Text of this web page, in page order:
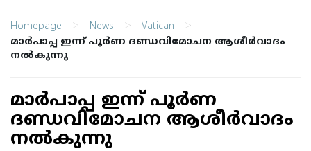
Homepage > News > Vatican >
മാര്‍പാപ്പ ഇന്ന് പൂര്‍ണ ദണ്ഡവിമോചന ആശീര്‍വാദം
നല്‍കുന്നു
മാര്‍പാപ്പ ഇന്ന് പൂര്‍ണ
ദണ്ഡവിമോചന ആശീര്‍വാദം
നല്‍കുന്നു